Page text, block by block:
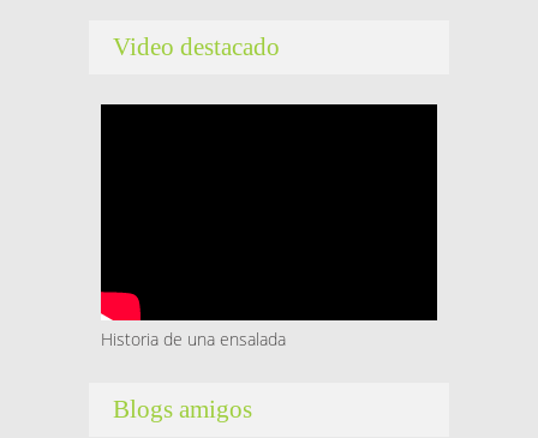
Video destacado
Historia de una ensalada
Blogs amigos